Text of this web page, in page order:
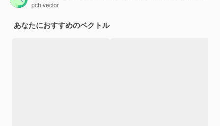
pch.vector
あなたにおすすめのベクトル